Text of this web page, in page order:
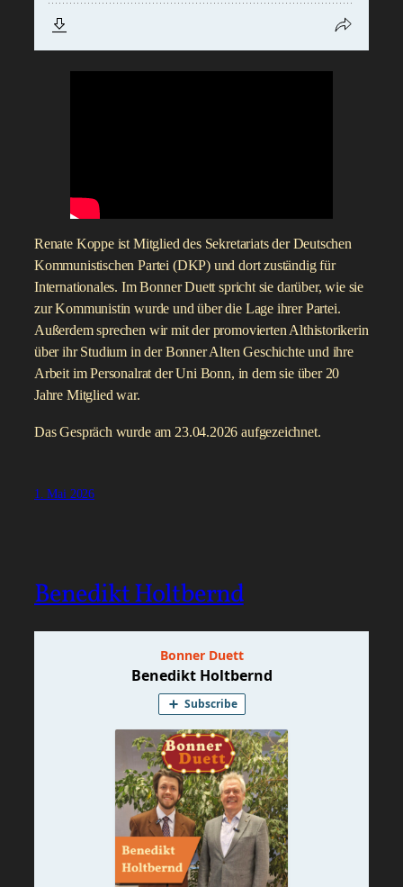
Renate Koppe ist Mitglied des Sekretariats der Deutschen
Kommunistischen Partei (DKP) und dort zuständig für
Internationales. Im Bonner Duett spricht sie darüber, wie sie
zur Kommunistin wurde und über die Lage ihrer Partei.
Außerdem sprechen wir mit der promovierten Althistorikerin
über ihr Studium in der Bonner Alten Geschichte und ihre
Arbeit im Personalrat der Uni Bonn, in dem sie über 20
Jahre Mitglied war.
Das Gespräch wurde am 23.04.2026 aufgezeichnet.
1. Mai 2026
Benedikt Holtbernd